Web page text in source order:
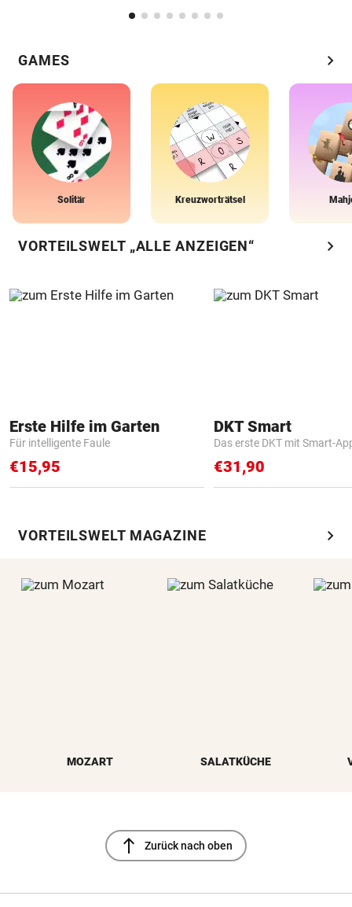
GAMES chevron_right
Solitär Kreuzworträtsel
VORTEILSWELT „ALLE ANZEIGEN“ chevron_right
Erste Hilfe im Garten
Für intelligente Faule
€15,95
DKT Smart
Das erste DKT mit Smart-
€31,90
VORTEILSWELT MAGAZINE chevron_right
MOZART SALATKÜCHE
north Zurück nach oben